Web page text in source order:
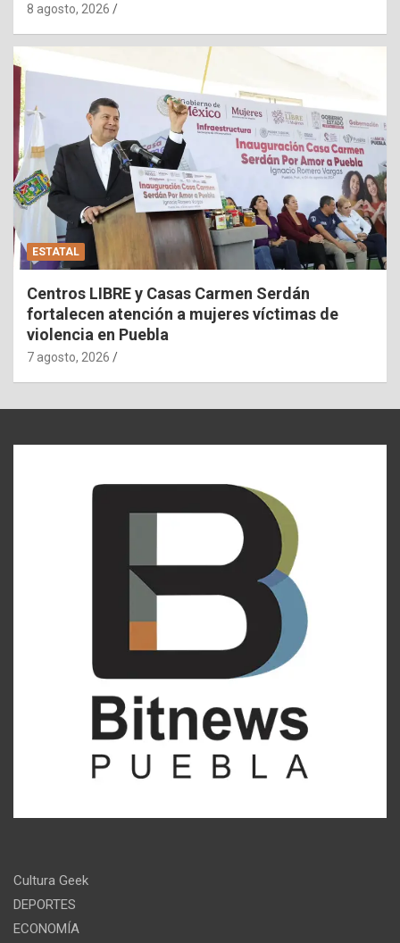
8 agosto, 2026
ESTATAL
Centros LIBRE y Casas Carmen Serdán
fortalecen atención a mujeres víctimas de
violencia en Puebla
7 agosto, 2026
Cultura Geek
DEPORTES
ECONOMÍA